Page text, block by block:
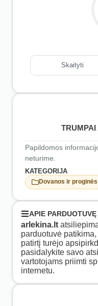
Skaityti
Papildomos
neturime.
KATEGORIJA
Dovanos ir
APIE PARDUOTUVĘ
arlekina.lt
parduotuvė
patirtį turėjo
pasidalykite savo
vartotojams priimti
internetu.